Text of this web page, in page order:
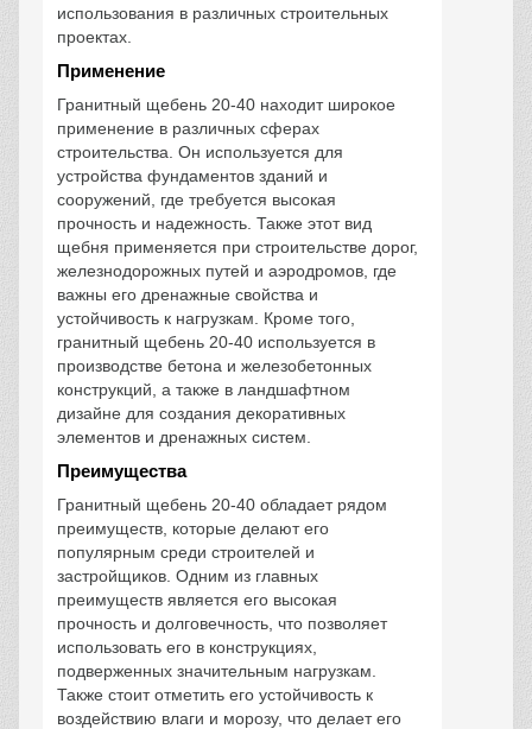
использования в различных строительных
проектах.
Применение
Гранитный щебень 20-40 находит широкое
применение в различных сферах
строительства. Он используется для
устройства фундаментов зданий и
сооружений, где требуется высокая
прочность и надежность. Также этот вид
щебня применяется при строительстве дорог,
железнодорожных путей и аэродромов, где
важны его дренажные свойства и
устойчивость к нагрузкам. Кроме того,
гранитный щебень 20-40 используется в
производстве бетона и железобетонных
конструкций, а также в ландшафтном
дизайне для создания декоративных
элементов и дренажных систем.
Преимущества
Гранитный щебень 20-40 обладает рядом
преимуществ, которые делают его
популярным среди строителей и
застройщиков. Одним из главных
преимуществ является его высокая
прочность и долговечность, что позволяет
использовать его в конструкциях,
подверженных значительным нагрузкам.
Также стоит отметить его устойчивость к
воздействию влаги и морозу, что делает его